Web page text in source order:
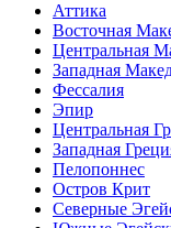
Аттика
Восточная
Центральная
Западная
Фессалия
Эпир
Центральная
Западная
Пелопоннес
Остров Крит
Северные